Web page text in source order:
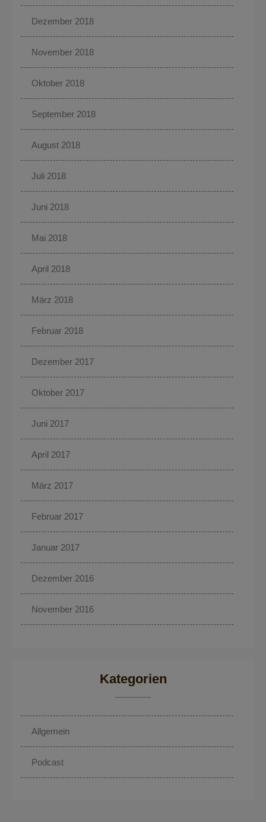
Dezember 2018
November 2018
Oktober 2018
September 2018
August 2018
Juli 2018
Juni 2018
Mai 2018
April 2018
März 2018
Februar 2018
Dezember 2017
Oktober 2017
Juni 2017
April 2017
März 2017
Februar 2017
Januar 2017
Dezember 2016
November 2016
Kategorien
Allgemein
Podcast